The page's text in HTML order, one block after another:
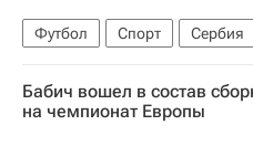
Футбол Спорт Сербия
Душан Тадич
Предраг
Сергей Милинкович-Савич
Бабич вошел в состав
на чемпионат Европы